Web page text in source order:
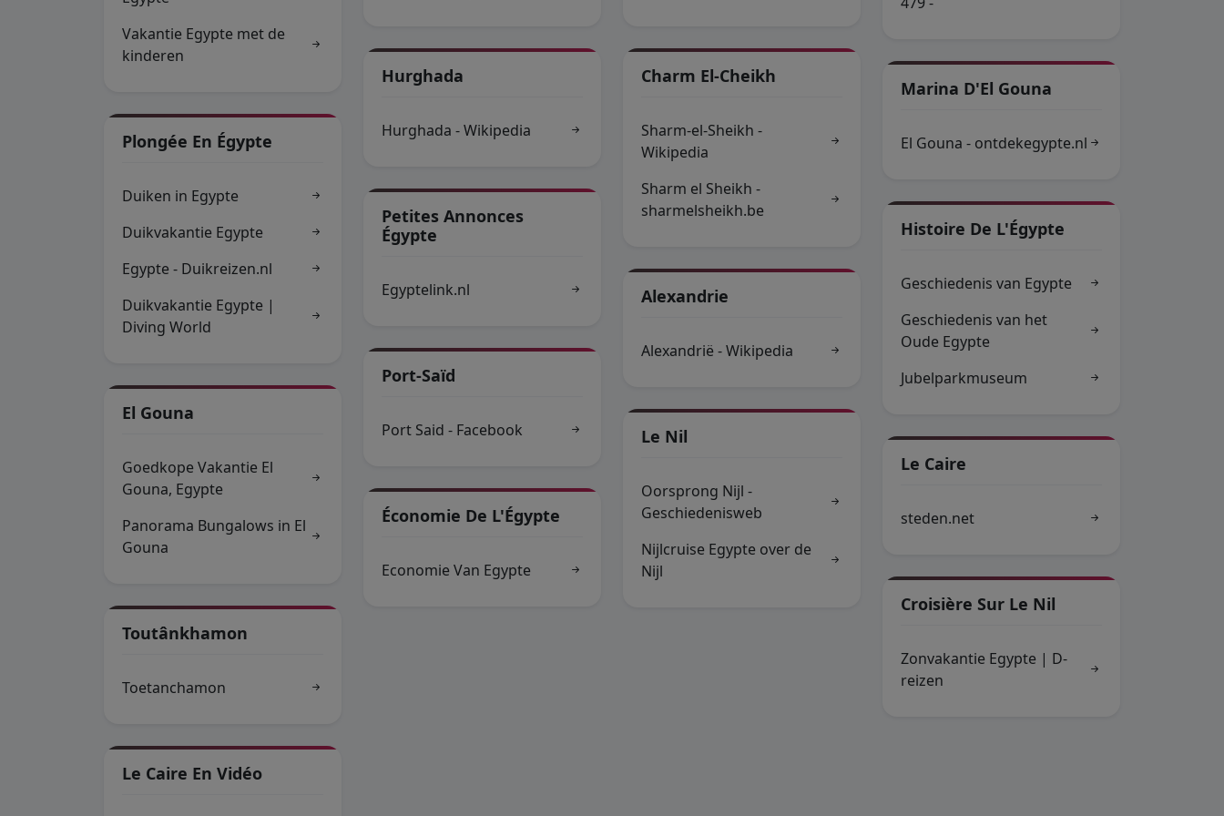
Vakantie Egypte met de
kinderen
Plongée En Égypte
Duiken in Egypte
Duikvakantie Egypte
Egypte - Duikreizen.nl
Duikvakantie Egypte |
Diving World
El Gouna
Goedkope Vakantie El
Gouna, Egypte
Panorama Bungalows in El
Gouna
Toutânkhamon
Toetanchamon
Le Caire En Vidéo
Hurghada
Hurghada - Wikipedia
Petites Annonces
Égypte
Egyptelink.nl
Port-Saïd
Port Said - Facebook
Économie De L'Égypte
Economie Van Egypte
Charm El-Cheikh
Sharm-el-Sheikh -
Wikipedia
Sharm el Sheikh -
sharmelsheikh.be
Alexandrie
Alexandrië - Wikipedia
Le Nil
Oorsprong Nijl -
Geschiedenisweb
Nijlcruise Egypte over de
Nijl
Marina D'El Gouna
El Gouna - ontdekegypte.nl
Histoire De L'Égypte
Geschiedenis van Egypte
Geschiedenis van het
Oude Egypte
Jubelparkmuseum
Le Caire
steden.net
Croisière Sur Le Nil
Zonvakantie Egypte | D-
reizen